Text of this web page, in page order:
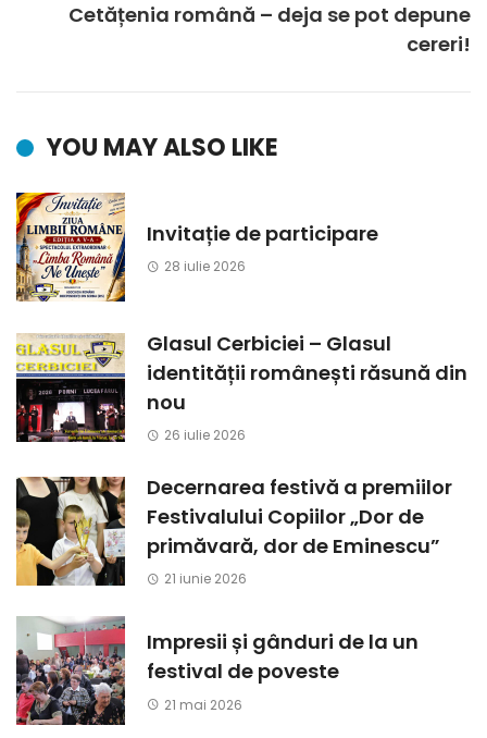
Cetățenia română – deja se pot depune
cereri!
YOU MAY ALSO LIKE
Invitație de participare
28 iulie 2026
Glasul Cerbiciei – Glasul
identității românești răsună din
nou
26 iulie 2026
Decernarea festivă a premiilor
Festivalului Copiilor „Dor de
primăvară, dor de Eminescu”
21 iunie 2026
Impresii și gânduri de la un
festival de poveste
21 mai 2026